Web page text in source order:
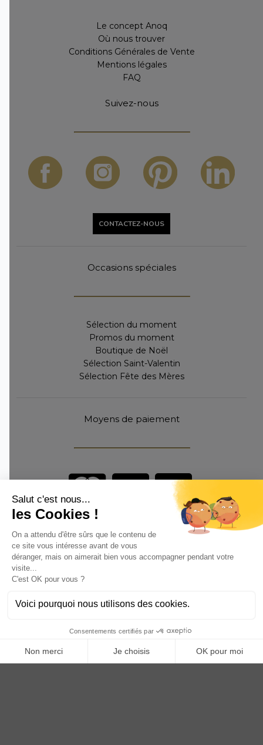
Le concept Anoq
Où nous trouver
Conditions Générales de Vente
Mentions légales
FAQ
Suivez-nous
CONTACTEZ-NOUS
Occasions spéciales
Sélection du moment
Promos du moment
Boutique de Noël
Sélection Saint-Valentin
Sélection Fête des Mères
Moyens de paiement
Vous êtes un professionnel ?
Anoq bénéficie du soutien financier de la région Hauts de